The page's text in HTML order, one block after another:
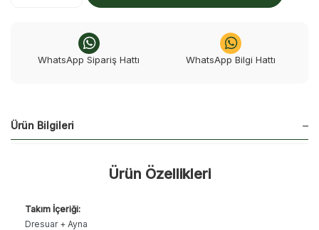
WhatsApp Sipariş Hattı WhatsApp Bilgi Hattı
Ürün Bilgileri
Ürün Özellikleri
Takım İçeriği:
Dresuar + Ayna